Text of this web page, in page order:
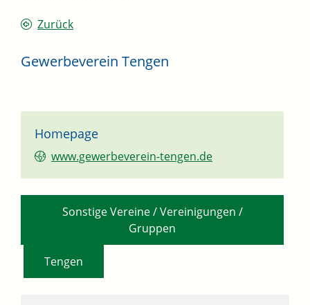
Zurück
Gewerbeverein Tengen
Homepage
www.gewerbeverein-tengen.de
Sonstige Vereine / Vereinigungen /
Gruppen
Tengen